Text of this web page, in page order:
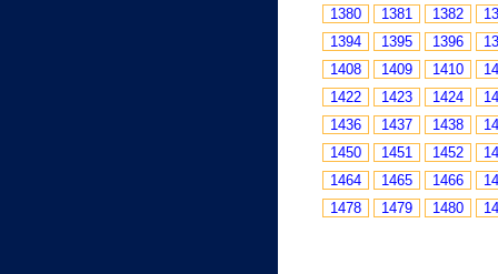
1380
1381 1382
1394
1395 1396
1408
1409 1410
1422
1423 1424
1436
1437 1438
1450
1451 1452
1464
1465 1466
1478
1479 1480